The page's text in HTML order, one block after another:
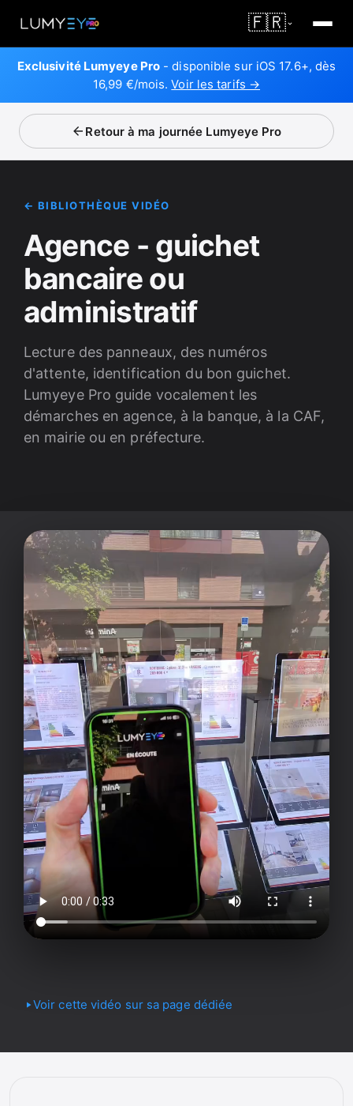
🇫🇷
Exclusivité Lumyeye Pro - disponible sur iOS 17.6+, dès
16,99 €/mois.Voir les tarifs →
Retour à ma journée Lumyeye Pro
← BIBLIOTHÈQUE VIDÉO
Agence - guichet
bancaire ou
administratif
Lecture des panneaux, des numéros
d'attente, identification du bon guichet.
Lumyeye Pro guide vocalement les
démarches en agence, à la banque, à la CAF,
en mairie ou en préfecture.
Voir cette vidéo sur sa page dédiée